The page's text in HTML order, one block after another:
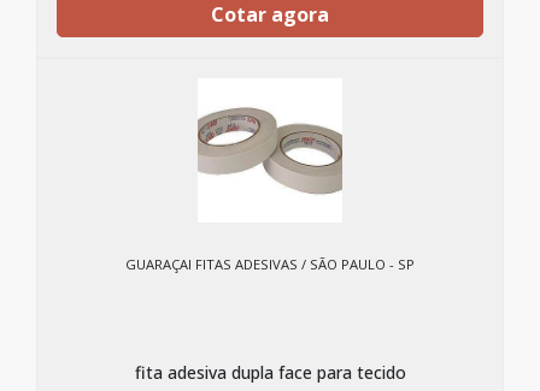
Cotar agora
GUARAÇAI FITAS ADESIVAS / SÃO PAULO - SP
fita adesiva dupla face para tecido